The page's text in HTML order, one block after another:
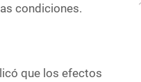
condiciones.
que los efectos